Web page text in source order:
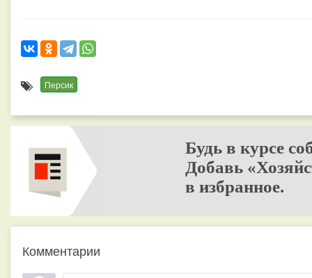
Персик
Будь в курсе
Добавь
в избранное.
Комментарии